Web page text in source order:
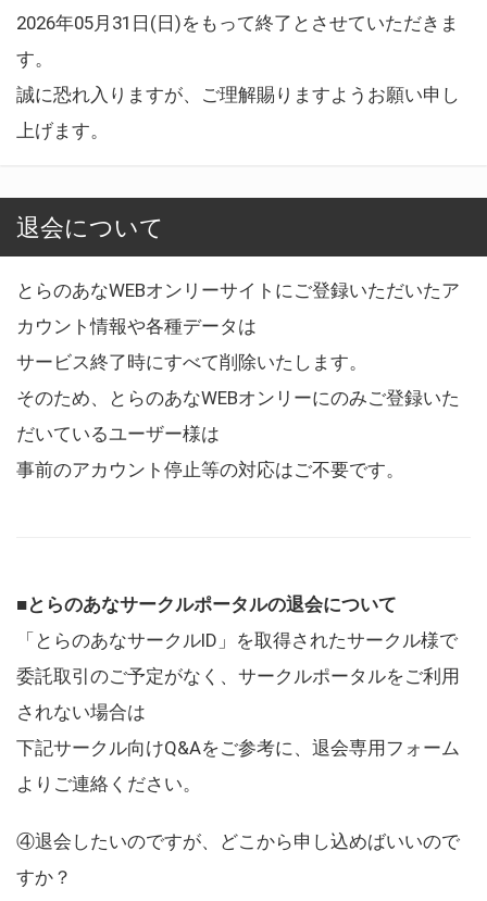
2026年05月31日(日)をもって終了とさせていただきま
す。
誠に恐れ入りますが、ご理解賜りますようお願い申し
上げます。
退会について
とらのあなWEBオンリーサイトにご登録いただいたア
カウント情報や各種データは
サービス終了時にすべて削除いたします。
そのため、とらのあなWEBオンリーにのみご登録いた
だいているユーザー様は
事前のアカウント停止等の対応はご不要です。
■とらのあなサークルポータルの退会について
「とらのあなサークルID」を取得されたサークル様で
委託取引のご予定がなく、サークルポータルをご利用
されない場合は
下記サークル向けQ&Aをご参考に、退会専用フォーム
よりご連絡ください。
④退会したいのですが、どこから申し込めばいいので
すか？